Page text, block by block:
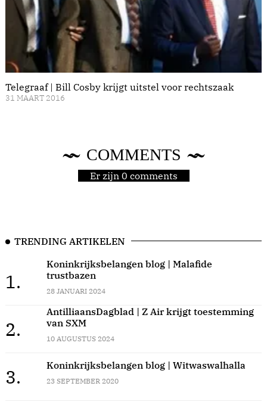
Telegraaf | Bill Cosby krijgt uitstel voor rechtszaak
31 MAART 2016
COMMENTS
Er zijn 0 comments
TRENDING ARTIKELEN
1.
Koninkrijksbelangen blog | Malafide
trustbazen
28 JANUARI 2024
2.
AntilliaansDagblad | Z Air krijgt toestemming
van SXM
10 AUGUSTUS 2024
3.
Koninkrijksbelangen blog | Witwaswalhalla
23 SEPTEMBER 2020